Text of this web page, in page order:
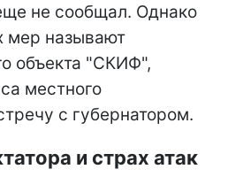
не сообщал. Однако
мер называют
объекта "СКИФ",
местного
с губернатором.
и страх атак